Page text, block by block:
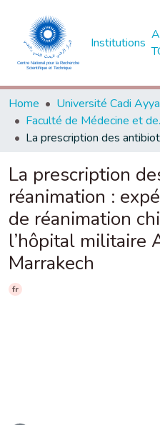
Institutions
Home
Faculté
La prescription
réanimation :
de réanimation
l’hôpital militaire
Marrakech
fr